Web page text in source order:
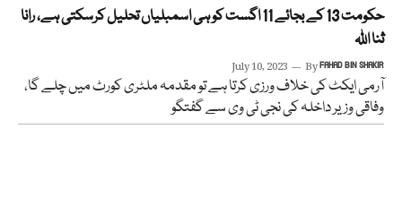
حکومت 13 کے بجائے 11 اگست کو ہی اسمبلیاں تحلیل کرسکتی ہے، رانا
ثنا اللہ
July 10, 2023 ByFAHAD BIN SHAKIR
آرمی ایکٹ کی خلاف ورزی کرتا ہے تو مقدمہ ملٹری کورٹ میں چلے گا،
وفاقی وزیر داخلہ کی نجی ٹی وی سے گفتگو